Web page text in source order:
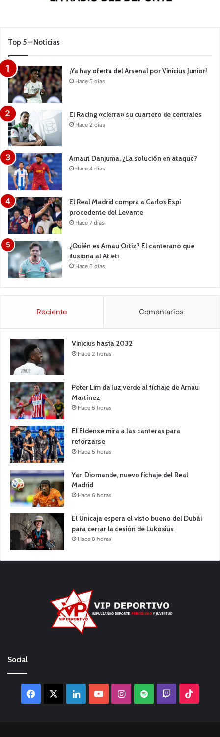
Top 5 – Noticias
¡Ya hay oferta del Arsenal por Vinicius Junior!
Hace 5 días
El Racing «cierra» su cuarteto de centrales
Hace 2 días
Arnaut Danjuma, ¿La solución en ataque?
Hace 4 días
El Real Madrid compra a Carlos Espí
procedente del Levante
Hace 7 días
¿Quién es Arnau Ortiz? El canterano que
ilusiona al Atleti
Hace 6 días
Reciente Comentarios
Vinicius hasta 2032
Hace 2 horas
Peter Lim da luz verde al fichaje de Arnau
Martínez
Hace 5 horas
El Eldense mira a las canteras para
reforzarse
Hace 5 horas
Yan Diomande, nuevo fichaje del Real
Madrid
Hace 6 horas
El Unicaja espera el visto bueno del Dubái
para cerrar la cesión de Lukosius
Hace 8 horas
Social
Facebook LinkedInYouTubeInstagram
Spotify Twitch